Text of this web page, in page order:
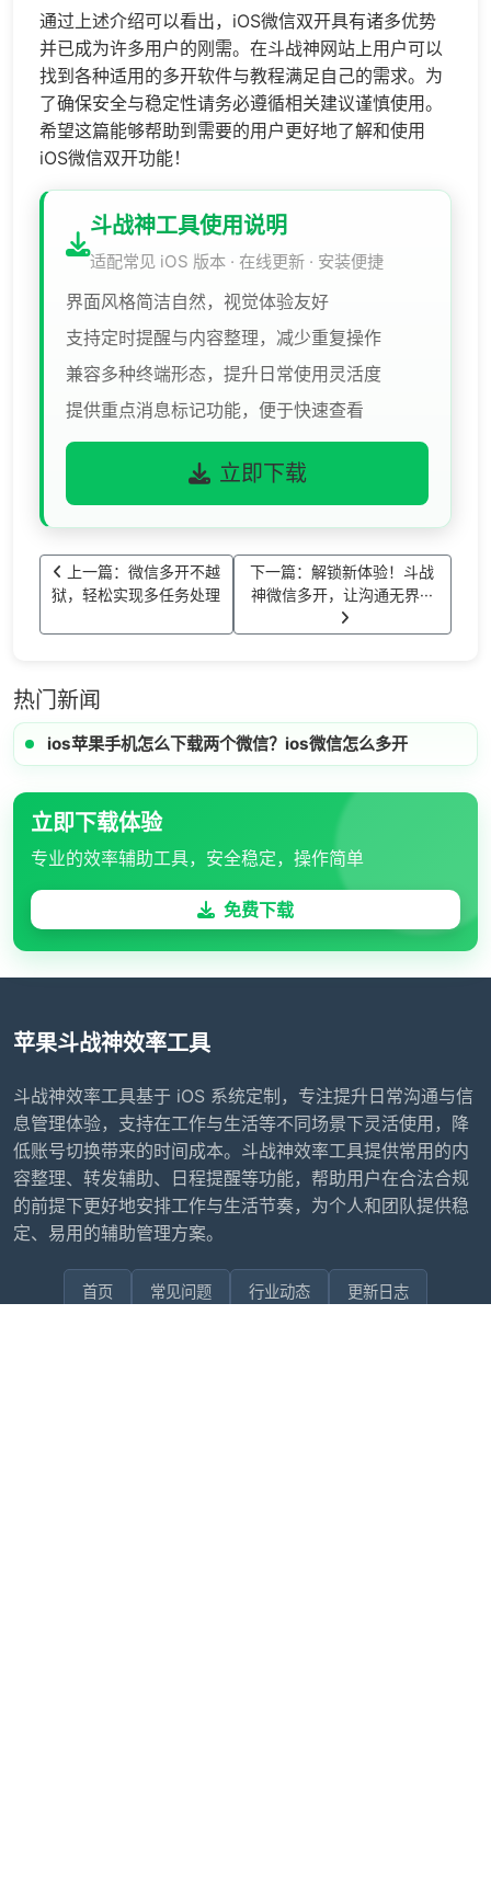
通过上述介绍可以看出，iOS微信双开具有诸多优势
并已成为许多用户的刚需。在斗战神网站上用户可以
找到各种适用的多开软件与教程满足自己的需求。为
了确保安全与稳定性请务必遵循相关建议谨慎使用。
希望这篇能够帮助到需要的用户更好地了解和使用
iOS微信双开功能！
斗战神工具使用说明
适配常见 iOS 版本 · 在线更新 · 安装便捷
界面风格简洁自然，视觉体验友好
支持定时提醒与内容整理，减少重复操作
兼容多种终端形态，提升日常使用灵活度
提供重点消息标记功能，便于快速查看
立即下载
上一篇：微信多开不越
狱，轻松实现多任务处理
下一篇：解锁新体验！斗战
神微信多开，让沟通无界···
热门新闻
ios苹果手机怎么下载两个微信？ios微信怎么多开
立即下载体验
专业的效率辅助工具，安全稳定，操作简单
免费下载
苹果斗战神效率工具
斗战神效率工具基于 iOS 系统定制，专注提升日常沟通与信
息管理体验，支持在工作与生活等不同场景下灵活使用，降
低账号切换带来的时间成本。斗战神效率工具提供常用的内
容整理、转发辅助、日程提醒等功能，帮助用户在合法合规
的前提下更好地安排工作与生活节奏，为个人和团队提供稳
定、易用的辅助管理方案。
首页 常见问题 行业动态 更新日志